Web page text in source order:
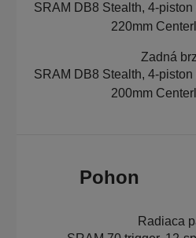
SRAM DB8 Stealth, 4-
220mm
Zadná
SRAM DB8 Stealth, 4-
200mm
Pohon
Radiaca